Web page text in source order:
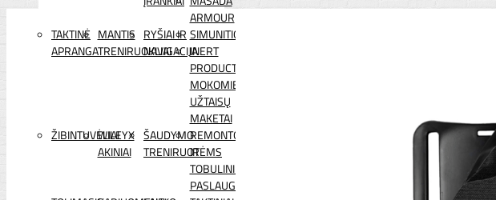
ARMOUR
TAKTINĖ
APRANGA
MANTIS
TRENIRUOKLIAI
RYŠIAI IR
NAVIGACIJA
SIMUNITION
INERT
PRODUCTS
MOKOMIEJI
UŽTAISŲ
MAKETAI
ŽIBINTUVĖLIAI
WILEYX
AKINIAI
ŠAUDYMO
TRENIRUOTĖMS
REMONTO
IR
TOBULINIMO
PASLAUGOS